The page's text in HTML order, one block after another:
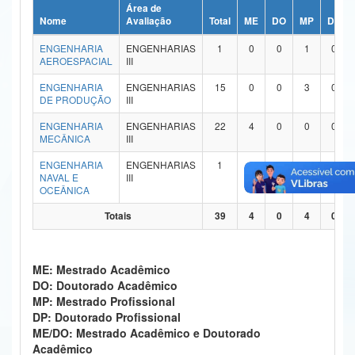
Ministério da Ciência, Tecnologia, Inovações e Comunicações
Ministério do Meio Ambiente
Ministério do Turismo
Ministério do Desenvolvimento Regional
Controladoria-Geral da União
Ministério da Mulher, da Família e dos Direitos Humanos
Gabinete de Segurança Institucional
Advocacia-Geral da União
Banco Central do Brasil
Nome
Área de
Avaliação
Total ME DO MP DP
ENGENHARIA
AEROESPACIAL
ENGENHARIAS
III
1 0 0 1 0
ENGENHARIA
DE PRODUÇÃO
ENGENHARIAS
III
15 0 0 3 0
ENGENHARIA
MECÂNICA
ENGENHARIAS
III
22 4 0 0 0
ENGENHARIA
NAVAL E
OCEÂNICA
ENGENHARIAS
III
1 0 0 0 0
Totais 39 4 0 4 0
ME: Mestrado Acadêmico
DO: Doutorado Acadêmico
MP: Mestrado Profissional
DP: Doutorado Profissional
ME/DO: Mestrado Acadêmico e Doutorado
Acadêmico